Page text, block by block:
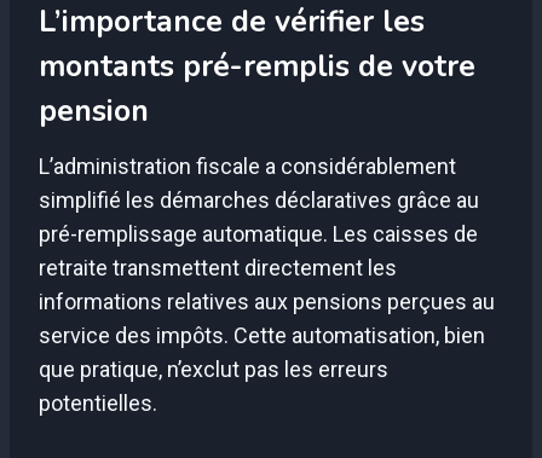
L’importance de vérifier les
montants pré-remplis de votre
pension
L’administration fiscale a considérablement
simplifié les démarches déclaratives grâce au
pré-remplissage automatique. Les caisses de
retraite transmettent directement les
informations relatives aux pensions perçues au
service des impôts. Cette automatisation, bien
que pratique, n’exclut pas les erreurs
potentielles.